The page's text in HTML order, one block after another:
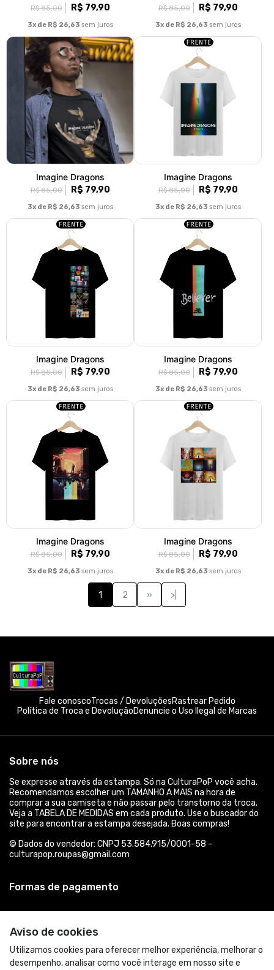
R$ 85,00 R$ 79,90
3x de R$ 26,63 sem juros
R$ 85,00 R$ 79,90
3x de R$ 26,63 sem juros
‎Imagine Dragons
R$ 85,00 R$ 79,90
3x de R$ 26,63 sem juros
‎Imagine Dragons
R$ 85,00 R$ 79,90
3x de R$ 26,63 sem juros
‎Imagine Dragons
R$ 85,00 R$ 79,90
3x de R$ 26,63 sem juros
‎Imagine Dragons
R$ 85,00 R$ 79,90
3x de R$ 26,63 sem juros
‎Imagine Dragons
R$ 85,00 R$ 79,90
3x de R$ 26,63 sem juros
‎Imagine Dragons
R$ 85,00 R$ 79,90
3x de R$ 26,63 sem juros
1 2 » >|
Aviso de cookies
Utilizamos cookies para oferecer melhor experiência, melhorar o
desempenho, analisar como você interage em nosso site e
Fale conoscoTrocas / DevoluçõesRastrear Pedido
Política de Troca e DevoluçãoDenuncie o Uso Ilegal de Marcas
Sobre nós
Se expresse através da estampa. Só na CulturaPoP você acha.
Recomendamos escolher um TAMANHO A MAIS na hora de
comprar a sua camiseta e não passar pelo transtorno da troca.
Veja a TABELA DE MEDIDAS em cada produto. Use o buscador do
site para encontrar a estampa desejada. Boas compras!
© Dados do vendedor: CNPJ 53.584.915/0001-58 -
culturapop.roupas@gmail.com
Formas de pagamento